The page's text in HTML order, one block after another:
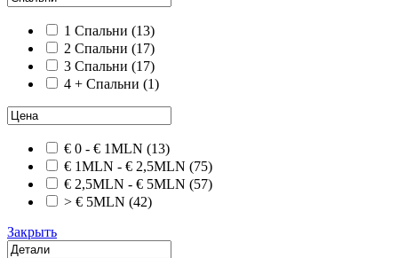
1 Спальни (13)
2 Спальни (17)
3 Спальни (17)
4 + Спальни (1)
€ 0 - € 1MLN (13)
€ 1MLN - € 2,5MLN (75)
€ 2,5MLN - € 5MLN (57)
> € 5MLN (42)
Закрыть